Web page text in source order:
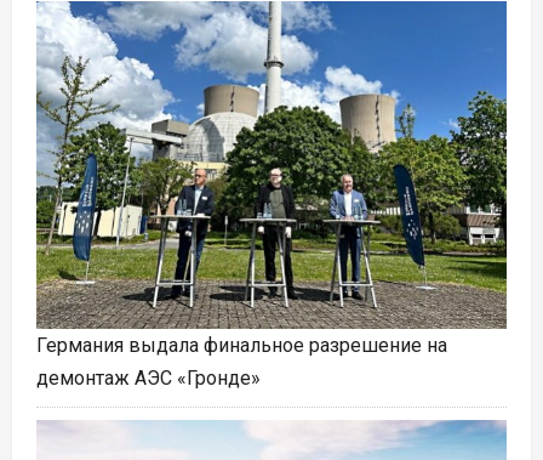
Германия выдала финальное разрешение на
демонтаж АЭС «Гронде»